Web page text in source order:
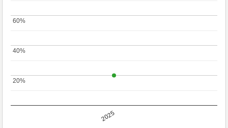
2025
20%
20%
40%
40%
60%
60%